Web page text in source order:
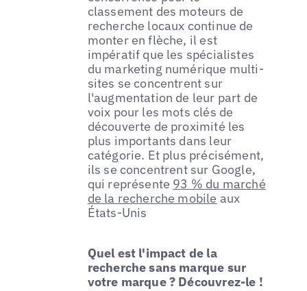
classement des moteurs de
recherche locaux continue de
monter en flèche, il est
impératif que les spécialistes
du marketing numérique multi-
sites se concentrent sur
l'augmentation de leur part de
voix pour les mots clés de
découverte de proximité les
plus importants dans leur
catégorie. Et plus précisément,
ils se concentrent sur Google,
qui représente 93 % du marché
de la recherche mobile aux
États-Unis
Quel est l'impact de la
recherche sans marque sur
votre marque ? Découvrez-le !